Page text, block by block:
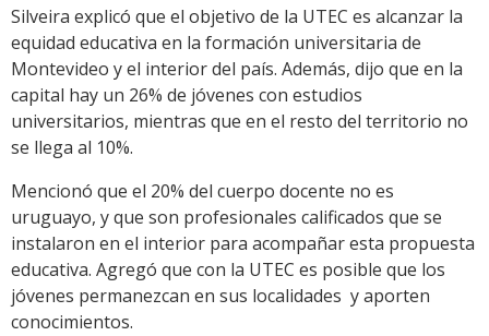
Silveira explicó que el objetivo de la UTEC es alcanzar la
equidad educativa en la formación universitaria de
Montevideo y el interior del país. Además, dijo que en la
capital hay un 26% de jóvenes con estudios
universitarios, mientras que en el resto del territorio no
se llega al 10%.
Mencionó que el 20% del cuerpo docente no es
uruguayo, y que son profesionales calificados que se
instalaron en el interior para acompañar esta propuesta
educativa. Agregó que con la UTEC es posible que los
jóvenes permanezcan en sus localidades y aporten
conocimientos.